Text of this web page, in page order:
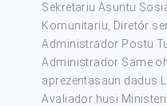
Sekretariu Asuntu
Komunitariu, Diretór
Administrador Postu
Administrador Same
aprezentasaun dadus
Avaliador husi